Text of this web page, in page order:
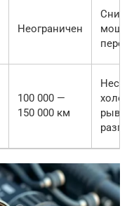
Неограничен
100 000 —
150 000 км